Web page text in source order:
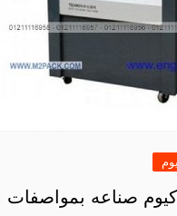
صناعه بمواصفات